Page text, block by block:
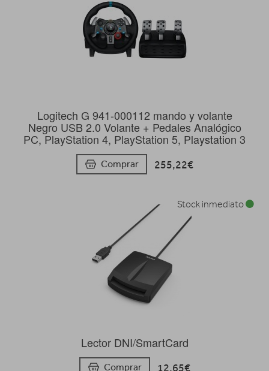
Logitech G 941-000112 mando y volante
Negro USB 2.0 Volante + Pedales Analógico
PC, PlayStation 4, PlayStation 5, Playstation 3
Comprar 255,22€
Lector DNI/SmartCard
Comprar 12,65€
Stock inmediato